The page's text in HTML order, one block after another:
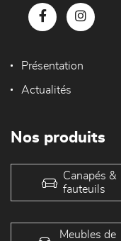
Présentation
Actualités
Nos produits
Canapés &
fauteuils
Meubles de